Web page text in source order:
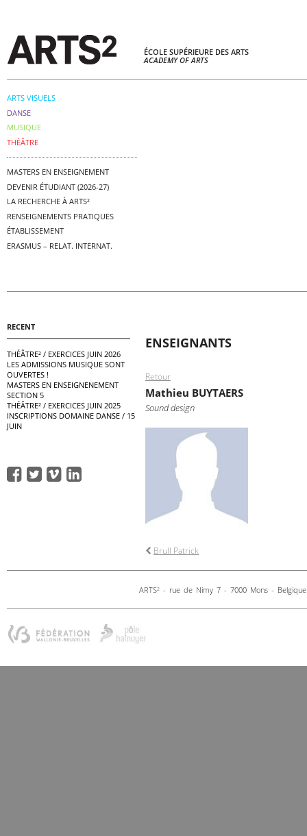
ÉCOLE SUPÉRIEURE DES ARTS
ACADEMY OF ARTS
ARTS VISUELS
DANSE
MUSIQUE
THÉÂTRE
MASTERS EN ENSEIGNEMENT
DEVENIR ÉTUDIANT (2026-27)
LA RECHERCHE À ARTS²
RENSEIGNEMENTS PRATIQUES
ÉTABLISSEMENT
ERASMUS – RELAT. INTERNAT.
RECENT
THÉÂTRE² / EXERCICES JUIN 2026
LES ADMISSIONS MUSIQUE SONT
OUVERTES !
MASTERS EN ENSEIGNENEMENT
SECTION 5
THÉÂTRE² / EXERCICES JUIN 2025
INSCRIPTIONS DOMAINE DANSE / 15
JUIN
ENSEIGNANTS
Retour
Mathieu BUYTAERS
Sound design
Brull Patrick
ARTS2 - rue de Nimy 7 - 7000 Mons -